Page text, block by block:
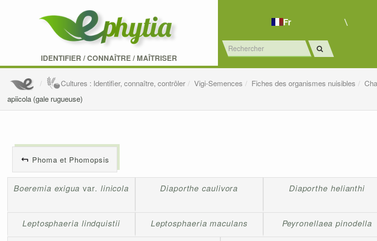
IDENTIFIER /CONNAÎTRE/MAÎTRISER
Fr
Cultures : Identifier, connaître, contrôler Vigi-Semences Fiches des organismes nuisibles
apiicola (gale rugueuse)
Phoma et Phomopsis
Boeremia exigua var. linicola Diaporthe caulivora Diaporthe helianthi
Leptosphaeria lindquistii Leptosphaeria maculans Peyronellaea pinodella